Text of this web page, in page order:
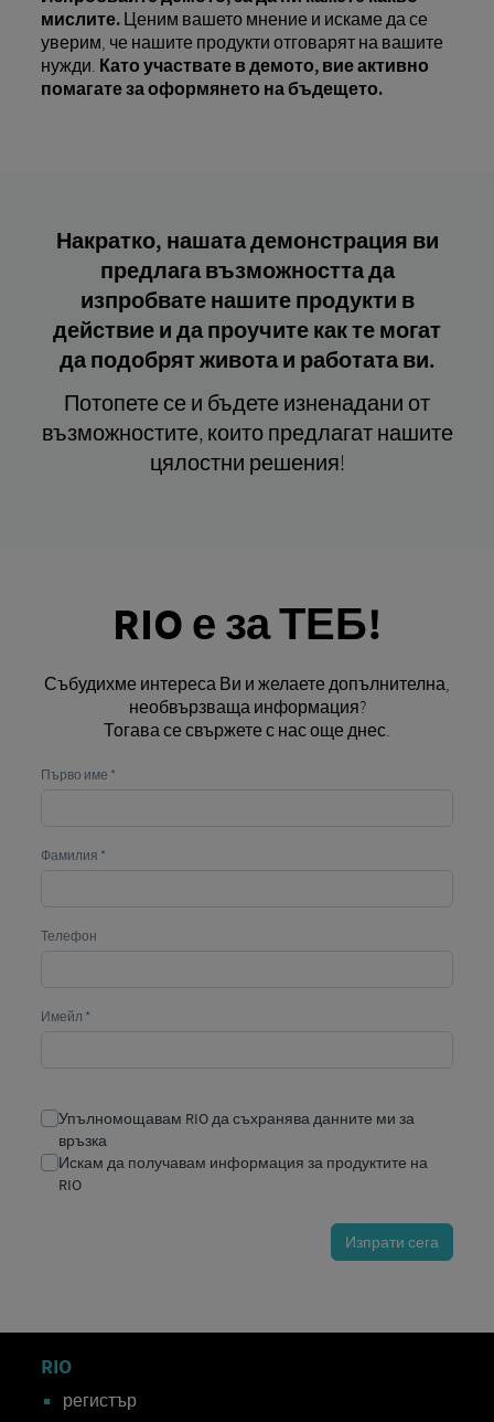
мислите.Ценим вашето мнение и искаме да се
уверим, че нашите продукти отговарят на вашите
нужди. Като участвате в демото, вие активно
помагате за оформянето на бъдещето.
Накратко, нашата демонстрация ви
предлага възможността да
изпробвате нашите продукти в
действие и да проучите как те могат
да подобрят живота и работата ви.
Потопете се и бъдете изненадани от
възможностите, които предлагат нашите
цялостни решения!
RIO е за ТЕБ!
Събудихме интереса Ви и желаете допълнителна,
необвързваща информация?
Тогава се свържете с нас още днес.
RIO
регистър